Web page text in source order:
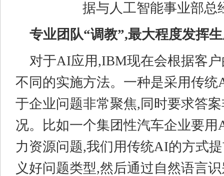
据与人工智能事业部总
专业团队“调教”,最大程度发挥
对于AI应用,IBM现在会根据客
不同的实施方法。一种是采用传统
于企业问题非常聚焦,同时要求答
况。比如一个集团性汽车企业要
力资源问题,我们用传统AI的方式
义好问题类型,然后通过自然语言